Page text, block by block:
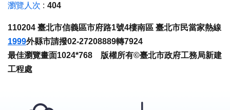
瀏覽人次
404
110204 臺北市信義區市府路1號4樓南區 臺北市民當家熱線
1999外縣市請撥02-27208889轉7924
最佳瀏覽畫面1024*768 版權所有©臺北市政府工務局新建
工程處